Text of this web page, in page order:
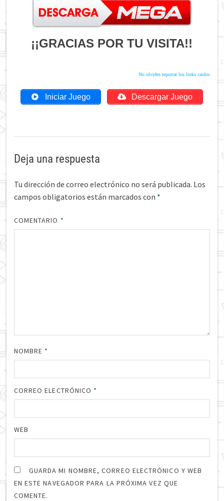
¡¡GRACIAS POR TU VISITA!!
No olvides reportar los links caidos
Iniciar Juego Descargar Juego
Deja una respuesta
Tu dirección de correo electrónico no será publicada. Los
campos obligatorios están marcados con *
COMENTARIO *
NOMBRE *
CORREO ELECTRÓNICO *
WEB
GUARDA MI NOMBRE, CORREO ELECTRÓNICO Y WEB
EN ESTE NAVEGADOR PARA LA PRÓXIMA VEZ QUE
COMENTE.